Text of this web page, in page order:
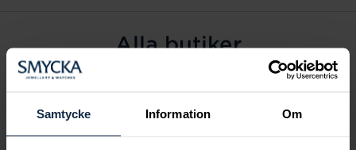
Samtycke Information Om
Alla butiker
Alingsås
Arvidsjaur